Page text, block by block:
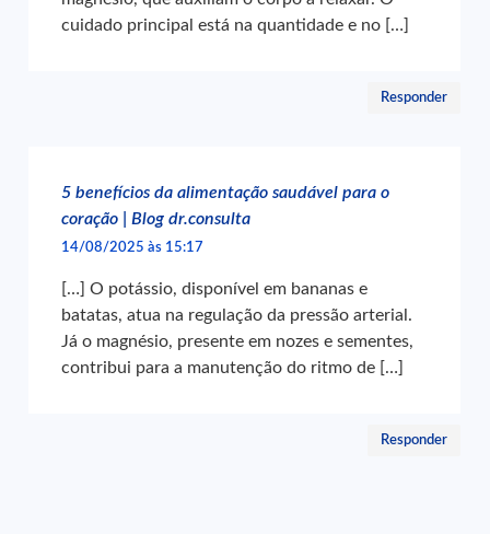
cuidado principal está na quantidade e no […]
Responder
5 benefícios da alimentação saudável para o
coração | Blog dr.consulta
14/08/2025 às 15:17
[…] O potássio, disponível em bananas e
batatas, atua na regulação da pressão arterial.
Já o magnésio, presente em nozes e sementes,
contribui para a manutenção do ritmo de […]
Responder